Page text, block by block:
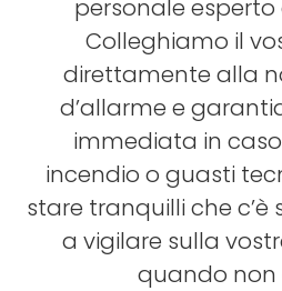
personale
Colleghiamo il
direttamente alla
d’allarme e
immediata in
incendio o guasti
stare tranquilli che
a vigilare sulla
quando non